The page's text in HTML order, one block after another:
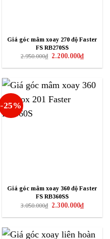
Giá góc mâm xoay 270 độ Faster
FS RB270SS
2.950.000₫ Giá
là:
2.200.000₫Giá
hiện
tại
-25%
Giá góc mâm xoay 360 độ Faster
FS RB360SS
3.050.000₫ Giá
là:
2.300.000₫Giá
hiện
tại